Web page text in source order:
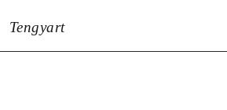
Tengyart